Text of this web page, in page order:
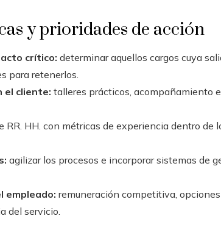
y prioridades de acción
crítico: determinar aquellos cargos cuya
para retenerlos.
el cliente: talleres prácticos, acompañamiento
RR. HH. con métricas de experiencia dentro de
agilizar los procesos e incorporar sistemas de
empleado: remuneración competitiva,
del servicio.